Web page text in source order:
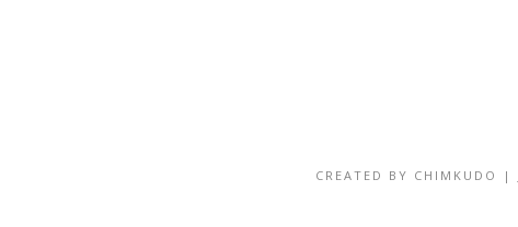
CREATED BY CHIMKUDO |